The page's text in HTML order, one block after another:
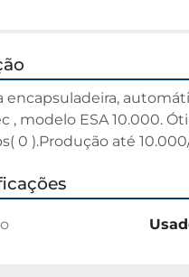
encapsuladeira,
, modelo ESA 10.000.
0 ).Produção até